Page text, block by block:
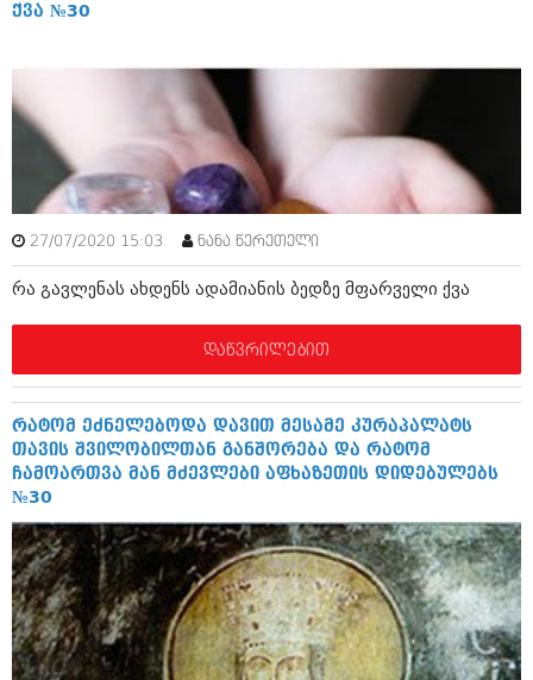
სექტემბერი 2017 (261)
აგვისტო 2017 (212)
ივლისი 2017 (233)
ივნისი 2017 (265)
მაისი 2017 (216)
აპრილი 2017 (220)
მარტი 2017 (212)
თებერვალი 2017 (205)
იანვარი 2017 (246)
დეკემბერი 2016 (207)
სექტემბერი 2016 (224)
ივლისი 2016 (211)
ივნისი 2016 (221)
მაისი 2016 (261)
აპრილი 2016 (215)
თებერვალი 2016 (250)
იანვარი 2016 (206)
დეკემბერი 2015 (207)
ნოემბერი 2015 (264)
ოქტომბერი 2015 (204)
სექტემბერი 2015 (215)
აგვისტო 2015 (286)
ქვა №30
27/07/2020 15:03 ნანა წერეთელი
რა გავლენას ახდენს ადამიანის ბედზე მფარველი ქვა
დაწვრილებით
რატომ ეძნელებოდა დავით მესამე კურაპალატს
თავის შვილობილთან განშორება და რატომ
ჩამოართვა მან მძევლები აფხაზეთის დიდებულებს
№30